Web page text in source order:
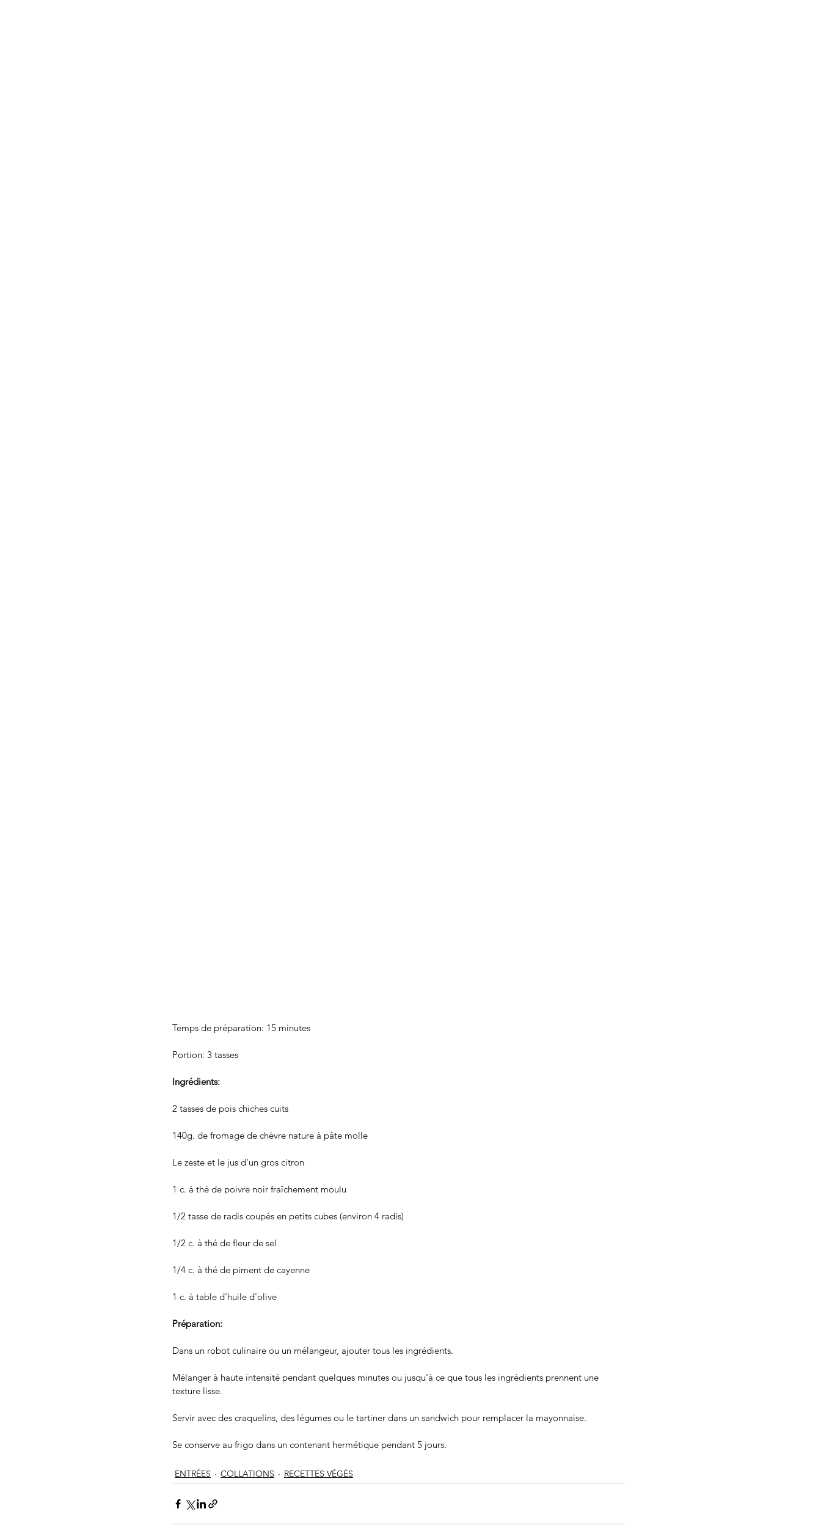
Temps de préparation: 15 minutes
Portion: 3 tasses
Ingrédients:
2 tasses de pois chiches cuits
140g. de fromage de chèvre nature à pâte molle
Le zeste et le jus d'un gros citron
1 c. à thé de poivre noir fraîchement moulu
1/2 tasse de radis coupés en petits cubes (environ 4 radis)
1/2 c. à thé de fleur de sel
1/4 c. à thé de piment de cayenne
1 c. à table d'huile d'olive
Préparation:
Dans un robot culinaire ou un mélangeur, ajouter tous les ingrédients.
Mélanger à haute intensité pendant quelques minutes ou jusqu'à ce que tous les ingrédients prennent une
texture lisse.
Servir avec des craquelins, des légumes ou le tartiner dans un sandwich pour remplacer la mayonnaise.
Se conserve au frigo dans un contenant hermétique pendant 5 jours.
ENTRÉES COLLATIONS RECETTES VÉGÉS